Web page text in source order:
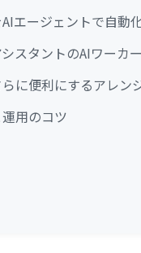
エージェントで自動
スタントのAIワーカ
に便利にするアレン
用のコツ